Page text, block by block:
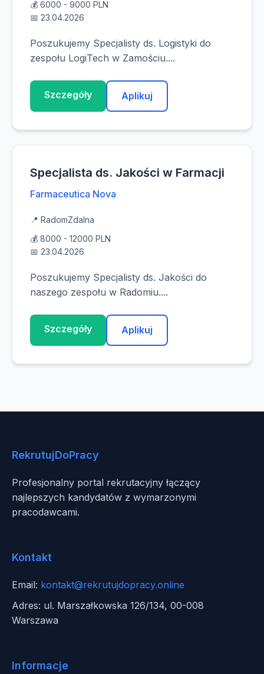
💰 6000 - 9000 PLN
📅 23.04.2026
Poszukujemy Specjalisty ds. Logistyki do
zespołu LogiTech w Zamościu....
Szczegóły Aplikuj
Specjalista ds. Jakości w Farmacji
Farmaceutica Nova
📍 RadomZdalna
💰 8000 - 12000 PLN
📅 23.04.2026
Poszukujemy Specjalisty ds. Jakości do
naszego zespołu w Radomiu....
Szczegóły Aplikuj
RekrutujDoPracy
Profesjonalny portal rekrutacyjny łączący
najlepszych kandydatów z wymarzonymi
pracodawcami.
Kontakt
Email: kontakt@rekrutujdopracy.online
Adres: ul. Marszałkowska 126/134, 00-008
Warszawa
Informacje